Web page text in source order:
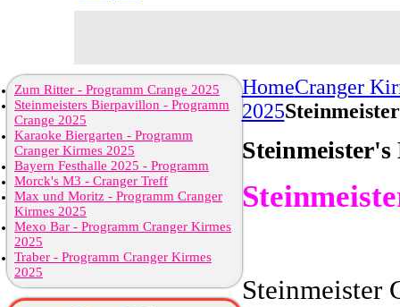
HomeCranger
2025
Steinmeister
Zum Ritter - Programm Crange 2025
Steinmeisters Bierpavillon - Programm
Crange 2025
Karaoke Biergarten - Programm
Cranger Kirmes 2025
Bayern Festhalle 2025 - Programm
Morck's M3 - Cranger Treff
Max und Moritz - Programm Cranger
Kirmes 2025
Mexo Bar - Programm Cranger Kirmes
2025
Traber - Programm Cranger Kirmes
2025